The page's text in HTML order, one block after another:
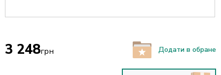
3 248грн Додати в обране